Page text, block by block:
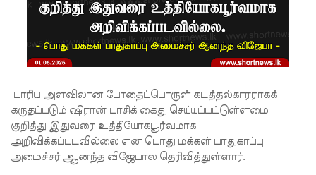
ஏற்பட்டா
அறிவிக்க
தொலை
பேசி
இலக்கங்க
பாரிய அளவிலான போதைப்பொருள் கடத்தல்காரராகக்
கருதப்படும் ஷிரான் பாசிக் கைது செய்யப்பட்டுள்ளமை
குறித்து இதுவரை உத்தியோகபூர்வமாக
அறிவிக்கப்படவில்லை என பொது மக்கள் பாதுகாப்பு
அமைச்சர் ஆனந்த விஜேபால தெரிவித்துள்ளார்.